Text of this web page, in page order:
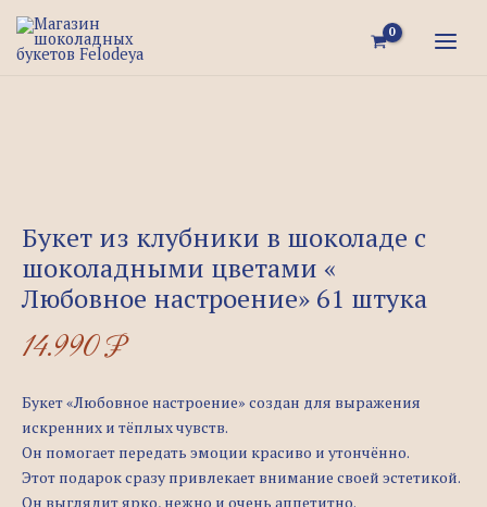
Перейти
содержимому
Букет из клубники в шоколаде с
шоколадными цветами «
Любовное настроение» 61 штука
14.990₽
Букет «Любовное настроение» создан для выражения
искренних и тёплых чувств.
Он помогает передать эмоции красиво и утончённо.
Этот подарок сразу привлекает внимание своей эстетикой.
Он выглядит ярко, нежно и очень аппетитно.
Quantity